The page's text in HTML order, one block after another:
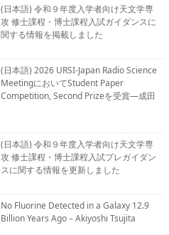
(日本語) 令和９年度入学者向け天文学専
攻 修士課程・博士課程入試ガイダンスに
関する情報を掲載しました
(日本語) 2026 URSI-Japan Radio Science
MeetingにおいてStudent Paper
Competition, Second Prizeを受賞―成田
(日本語) 令和９年度入学者向け天文学専
攻 修士課程・博士課程入試プレガイダン
スに関する情報を更新しました
No Fluorine Detected in a Galaxy 12.9
Billion Years Ago – Akiyoshi Tsujita